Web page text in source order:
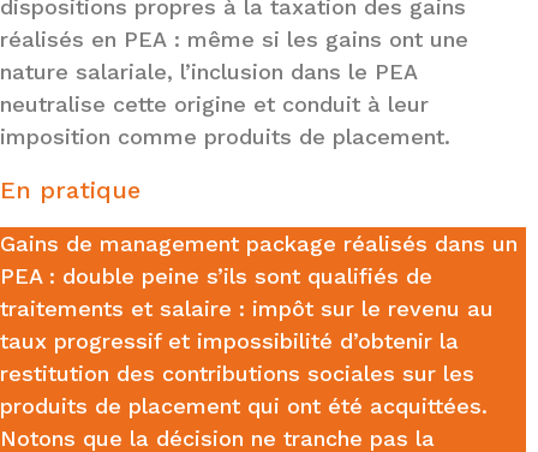
dispositions propres à la taxation des gains
réalisés en PEA : même si les gains ont une
nature salariale, l’inclusion dans le PEA
neutralise cette origine et conduit à leur
imposition comme produits de placement.
En pratique
Gains de management package réalisés dans un
PEA : double peine s’ils sont qualifiés de
traitements et salaire : impôt sur le revenu au
taux progressif et impossibilité d’obtenir la
restitution des contributions sociales sur les
produits de placement qui ont été acquittées.
Notons que la décision ne tranche pas la